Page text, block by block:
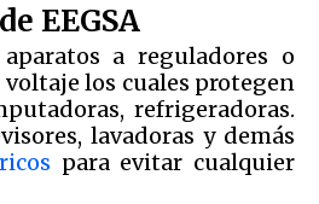
EEGSA
a reguladores o
voltaje los cuales protegen
refrigeradoras.
lavadoras y demás
para evitar cualquier